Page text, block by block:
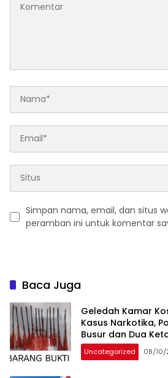
Simpan nama, email, dan situs
peramban ini untuk komentar
Baca Juga
Geledah Kamar
Kasus Narkotika,
Busur dan Dua
Uncategorized 08/